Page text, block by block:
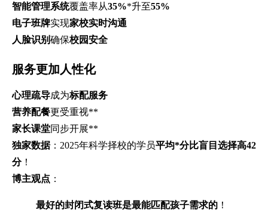
智能管理系统覆盖率从35%*升至55%
电子班牌实现家校实时沟通
人脸识别确保校园安全
服务更加人性化
心理疏导成为标配服务
营养配餐更受重视**
家长课堂同步开展**
独家数据：2025年科学择校的学员平均*分比盲目选择高42
分！
博主观点 ：
最好的封闭式复读班是最能匹配孩子需求的 ！